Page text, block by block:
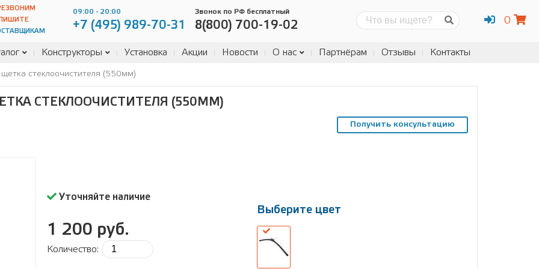
09:00 - 20:00
+7 (495) 989-70-31
Звонок по РФ бесплатный
8(800) 700-19-02 0
Конструкторы Установка Акции Новости О нас Партнёрам Отзывы Контакты
стеклоочистителя (550мм)
СТЕКЛООЧИСТИТЕЛЯ (550ММ)
Получить консультацию
Уточняйте наличие
1 200 руб.
Количество:
Выберите цвет
Выберите